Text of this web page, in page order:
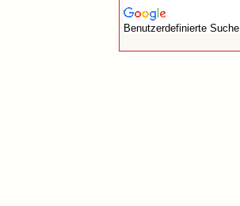
Benutzerdefinierte Suche